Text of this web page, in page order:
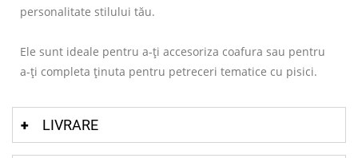
personalitate stilului tău.
Ele sunt ideale pentru a-ți accesoriza coafura sau pentru
a-ți completa ținuta pentru petreceri tematice cu pisici.
LIVRARE